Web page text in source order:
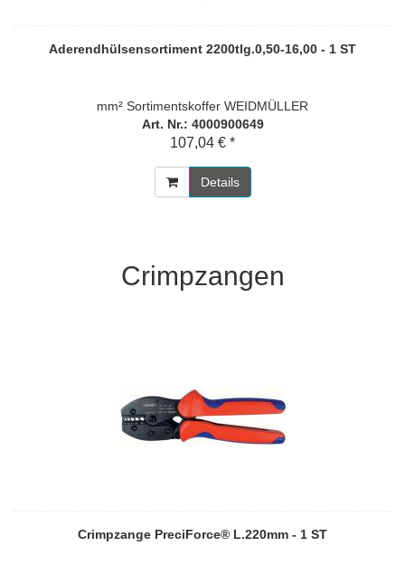
Aderendhülsensortiment 2200tlg.0,50-16,00 - 1 ST
mm² Sortimentskoffer WEIDMÜLLER
Art. Nr.: 4000900649
107,04 € *
Details
Crimpzangen
Crimpzange PreciForce® L.220mm - 1 ST